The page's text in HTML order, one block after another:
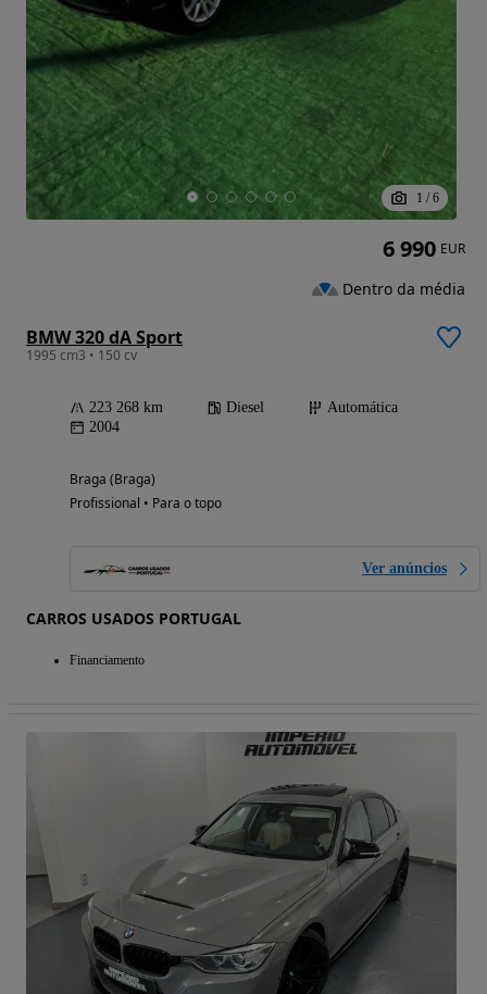
1 / 6
BMW 320 dA Sport
1995 cm3 • 150 cv
223 268 km Diesel
Automática
2004
Braga (Braga)
Profissional • Para o topo
Ver anúncios
CARROS USADOS PORTUGAL
Financiamento
6 990 EUR
Dentro da média